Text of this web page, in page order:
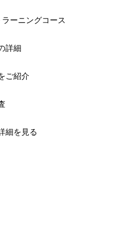
ラーニングコース
詳細
ご紹介
細を見る